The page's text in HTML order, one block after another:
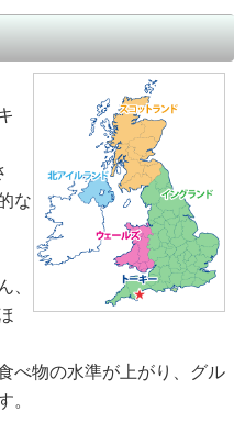
な
、
べ物の水準が上がり、グル
。